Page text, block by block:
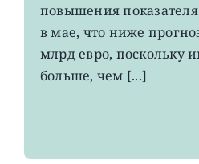
повышения
в мае, что ниже
млрд евро, поскольку
больше, чем [...]